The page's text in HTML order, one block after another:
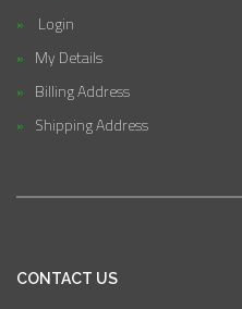
Login
My Details
Billing Address
Shipping Address
CONTACT US